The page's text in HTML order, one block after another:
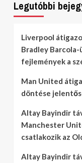
Legutóbbi
Liverpool
Bradley
fejlemények a
Man United
döntése
Altay Bayindir
Manchester
csatlakozik az
Altay Bayindir